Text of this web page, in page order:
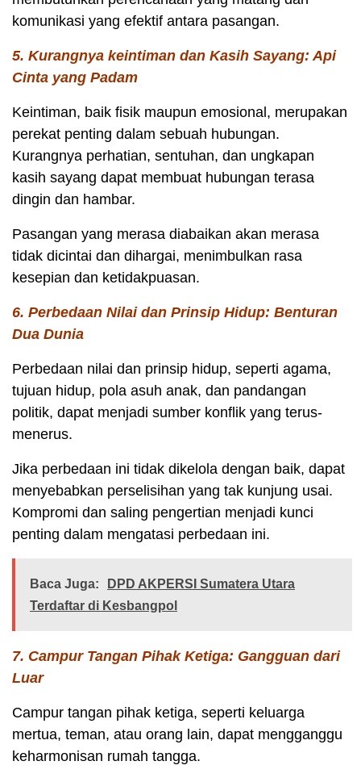
komunikasi yang efektif antara pasangan.
5. Kurangnya keintiman dan Kasih Sayang: Api
Cinta yang Padam
Keintiman, baik fisik maupun emosional, merupakan
perekat penting dalam sebuah hubungan.
Kurangnya perhatian, sentuhan, dan ungkapan
kasih sayang dapat membuat hubungan terasa
dingin dan hambar.
Pasangan yang merasa diabaikan akan merasa
tidak dicintai dan dihargai, menimbulkan rasa
kesepian dan ketidakpuasan.
6. Perbedaan Nilai dan Prinsip Hidup: Benturan
Dua Dunia
Perbedaan nilai dan prinsip hidup, seperti agama,
tujuan hidup, pola asuh anak, dan pandangan
politik, dapat menjadi sumber konflik yang terus-
menerus.
Jika perbedaan ini tidak dikelola dengan baik, dapat
menyebabkan perselisihan yang tak kunjung usai.
Kompromi dan saling pengertian menjadi kunci
penting dalam mengatasi perbedaan ini.
Baca Juga:
DPD AKPERSI Sumatera Utara
Terdaftar di Kesbangpol
7. Campur Tangan Pihak Ketiga: Gangguan dari
Luar
Campur tangan pihak ketiga, seperti keluarga
mertua, teman, atau orang lain, dapat mengganggu
keharmonisan rumah tangga.